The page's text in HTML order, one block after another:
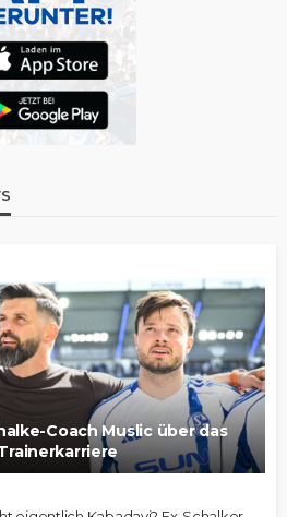
Coach Muslic über das